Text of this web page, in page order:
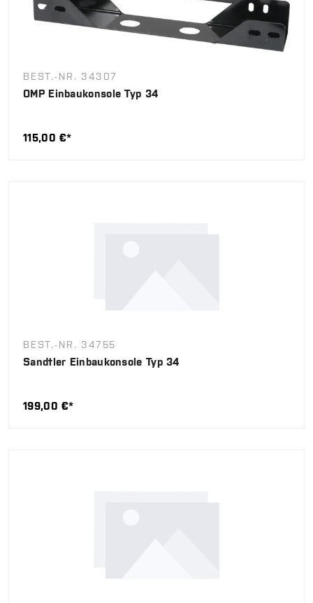
BEST.-NR. 34307
OMP Einbaukonsole Typ 34
115,00 €*
BEST.-NR. 34755
Sandtler Einbaukonsole Typ 34
199,00 €*